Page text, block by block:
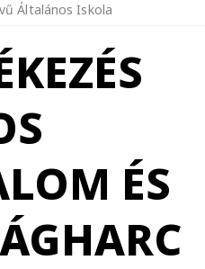
Általános Iskola
ÉS